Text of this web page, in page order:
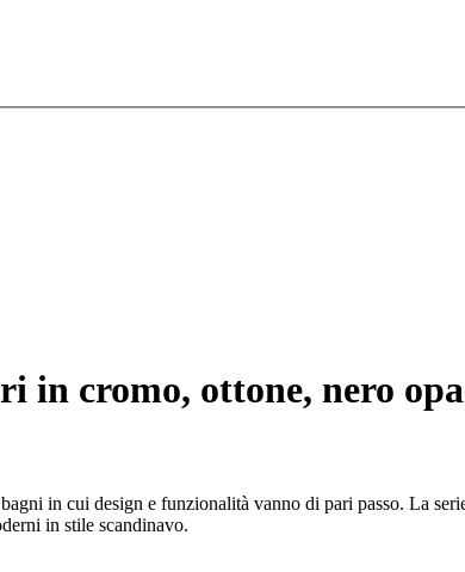
in cromo, ottone, nero
in cui design e funzionalità vanno di pari passo. La
in stile scandinavo.